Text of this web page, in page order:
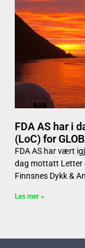
FDA AS har i
(LoC) for
FDA AS har vært
dag mottatt Letter
Finnsnes Dykk &
Les mer »